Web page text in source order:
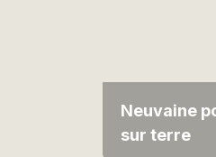
Neuvaine
sur terre